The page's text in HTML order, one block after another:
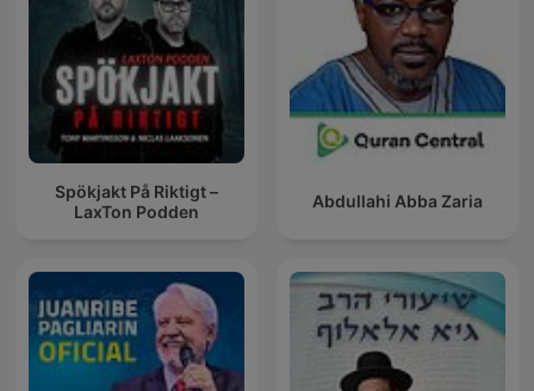
Spökjakt På Riktigt –
LaxTon Podden
Abdullahi Abba Zaria